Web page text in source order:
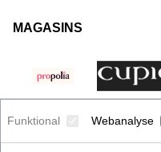
Funktional Webanalyse
MAGASINS